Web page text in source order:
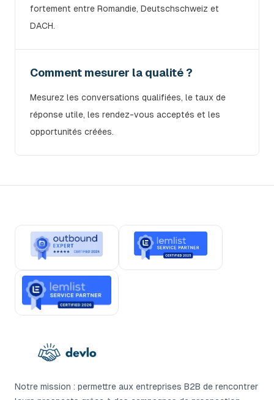
fortement entre Romandie, Deutschschweiz et
DACH.
Comment mesurer la qualité ?
Mesurez les conversations qualifiées, le taux de
réponse utile, les rendez-vous acceptés et les
opportunités créées.
Notre mission : permettre aux entreprises B2B de rencontrer